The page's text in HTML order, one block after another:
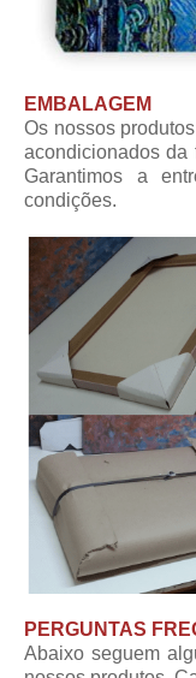
EMBALAGEM
Os nossos
acondicionados da
Garantimos a
condições.
PERGUNTAS
Abaixo seguem